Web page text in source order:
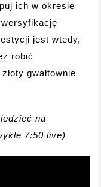
ich w okresie
jest wtedy,
robić
gwałtownie
na
7:50 live)